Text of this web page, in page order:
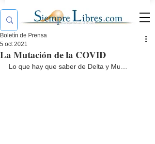
La Mutación de la COVID
Boletín de Prensa
5 oct 2021
Lo que hay que saber de Delta y Mu…